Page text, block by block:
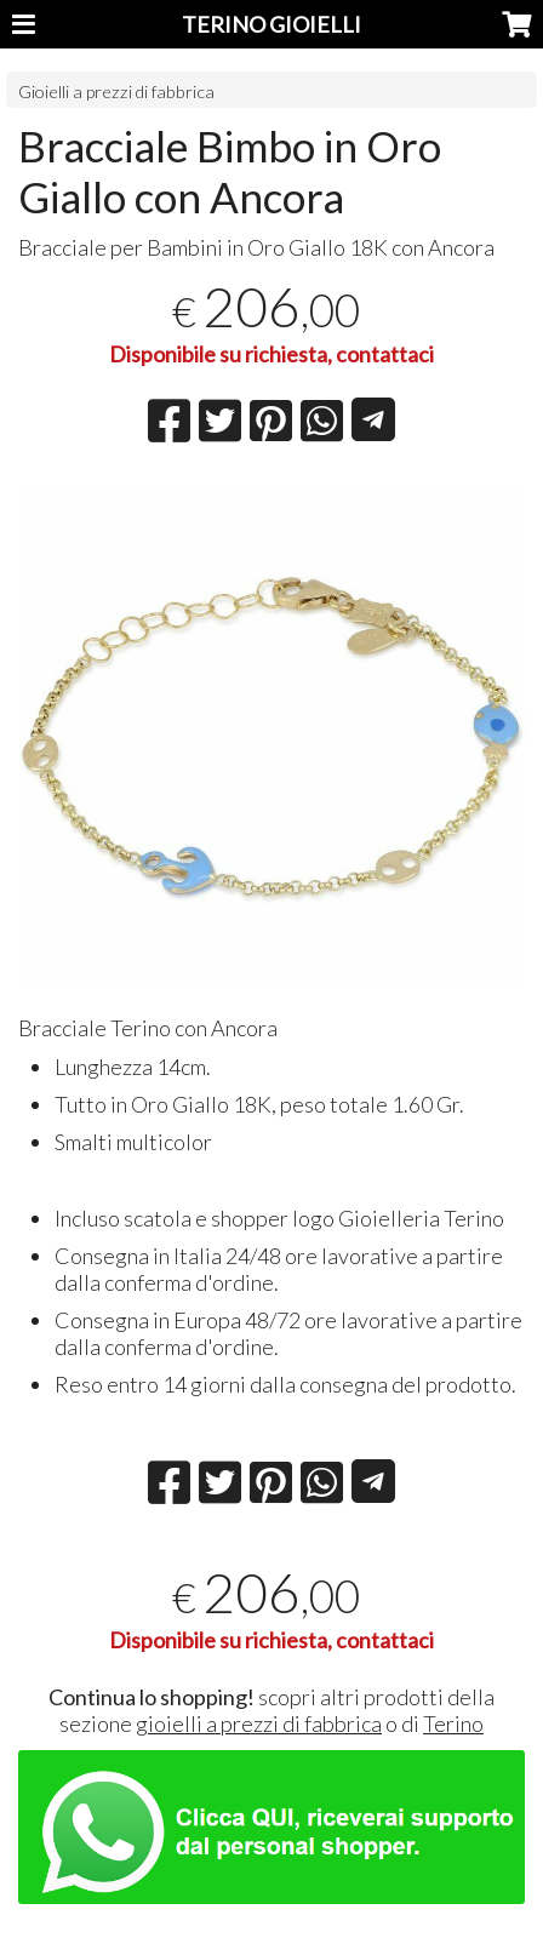
TERINO GIOIELLI
Gioielli a prezzi di fabbrica
Bracciale Bimbo in Oro
Giallo con Ancora
Bracciale per Bambini in Oro Giallo 18K con Ancora
€ 206,00
Disponibile su richiesta, contattaci
Bracciale Terino con Ancora
Lunghezza 14cm.
Tutto in Oro Giallo 18K, peso totale 1.60 Gr.
Smalti multicolor
Incluso scatola e shopper logo Gioielleria Terino
Consegna in Italia 24/48 ore lavorative a partire
dalla conferma d'ordine.
Consegna in Europa 48/72 ore lavorative a partire
dalla conferma d'ordine.
Reso entro 14 giorni dalla consegna del prodotto.
€ 206,00
Disponibile su richiesta, contattaci
Continua lo shopping! scopri altri prodotti della
sezione gioielli a prezzi di fabbrica o di Terino